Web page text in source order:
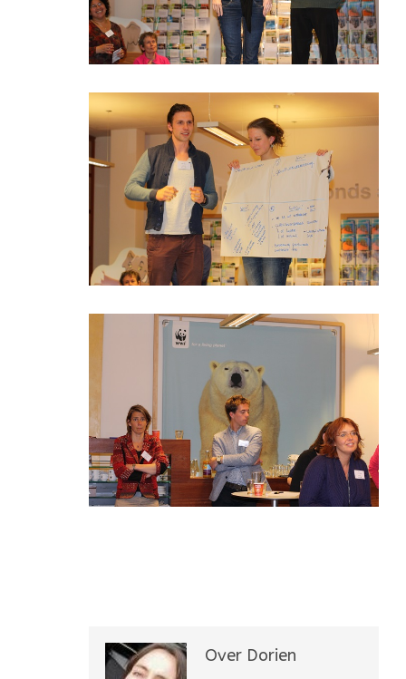
Over Dorien